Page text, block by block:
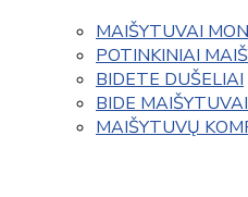
MAIŠYTUVAI
POTINKINIAI
BIDETE DUŠELIAI
BIDE MAIŠYTUVAI
MAIŠYTUVŲ